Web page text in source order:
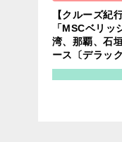
【クルーズ紀
「MSCベリ
湾、那覇、石
ース〔デラッ